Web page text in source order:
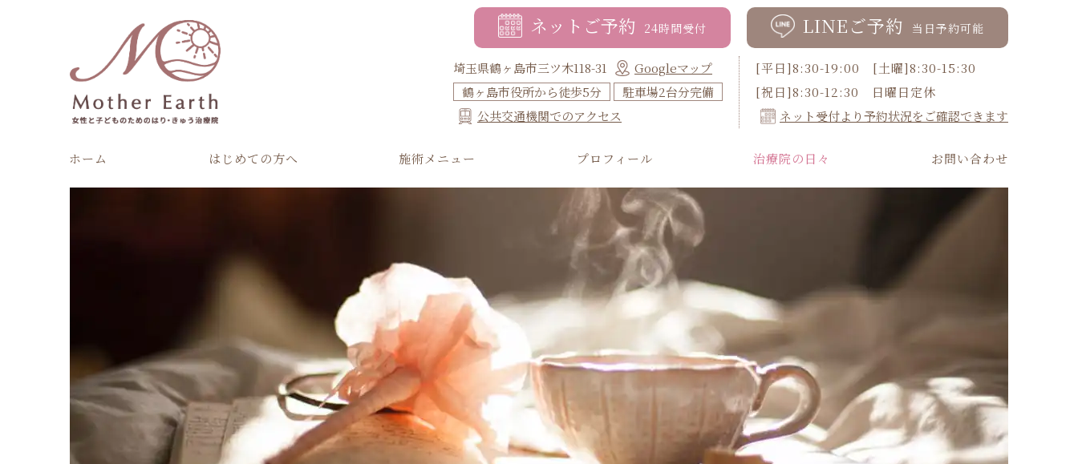
ネットご予約 24時間受付 LINEご予約 当日予約可能
埼玉県鶴ヶ島市三ツ木118-31
Googleマップ
鶴ヶ島市役所から徒歩5分
駐車場2台分完備
公共交通機関でのアクセス
[平日]8:30-19:00 [土曜]8:30-15:30
[祝日]8:30-12:30 日曜日定休
ネット受付より予約状況をご確認できます
ホーム はじめての方へ 施術メニュー プロフィール 治療院の日々 お問い合わせ